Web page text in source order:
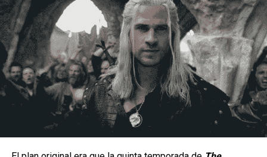
Un estilo arriesgado y difícil de dominar.
Al ser una peleadora cuyo estilo de juego se enfoca en la
constante presión a corta distancia, la hace un personaje
con una jugabilidad muy arriesgada ya que por lo mismo no
hay margen para errores, puesto que una combo fallido
significa una ventana muy corta para recuperarse antes de